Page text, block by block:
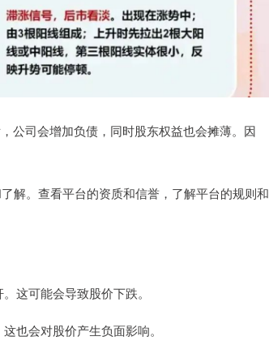
公司会增加负债，同时股东权益也会摊薄。因
解。查看平台的资质和信誉，了解平台的规则和
这可能会导致股价下跌。
也会对股价产生负面影响。